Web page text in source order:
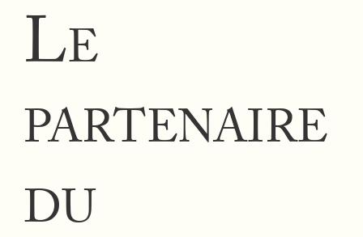
LE
PARTENAIRE
DU